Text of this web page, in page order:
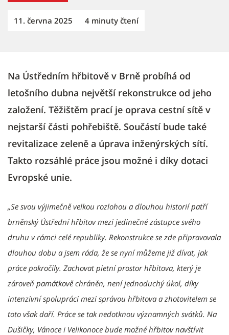
11. června 2025 4 minuty čtení
Na Ústředním hřbitově v Brně probíhá od
letošního dubna největší rekonstrukce od jeho
založení. Těžištěm prací je oprava cestní sítě v
nejstarší části pohřebiště. Součástí bude také
revitalizace zeleně a úprava inženýrských sítí.
Takto rozsáhlé práce jsou možné i díky dotaci
Evropské unie.
„Se svou výjimečně velkou rozlohou a dlouhou historií patří
brněnský Ústřední hřbitov mezi jedinečné zástupce svého
druhu v rámci celé republiky. Rekonstrukce se zde připravovala
dlouhou dobu a jsem ráda, že se nyní můžeme již dívat, jak
práce pokročily. Zachovat pietní prostor hřbitova, který je
zároveň památkově chráněn, není jednoduchý úkol, díky
intenzivní spolupráci mezi správou hřbitova a zhotovitelem se
toto však daří. Práce se tak nedotknou významných svátků. Na
Dušičky, Vánoce i Velikonoce bude možné hřbitov navštívit